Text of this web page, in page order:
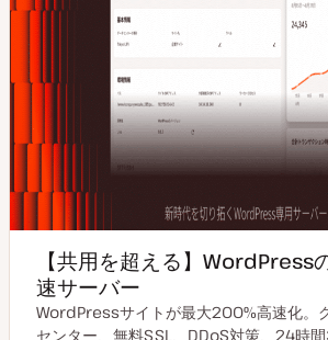
【共用を超える】WordPress
速サーバー
WordPressサイトが最大200%高速化。
センター、無料SSL、DDoS対策、24時